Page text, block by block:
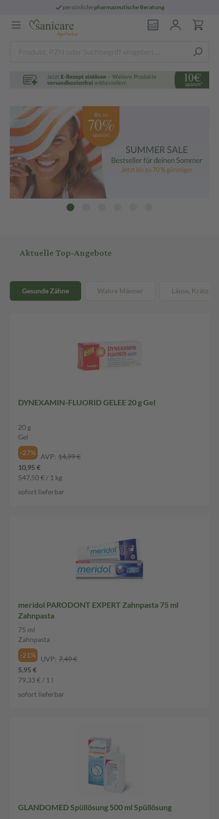
persönliche pharmazeutische Beratung
Aktuelle Top-Angebote
Gesunde Zähne Wahre Männer Läuse, Krätze
DYNEXAMIN-FLUORID GELEE 20 g Gel
20 g
Gel
-27%
AVP: 14,99 €
10,95 €
547,50 € / 1 kg
sofort lieferbar
meridol PARODONT EXPERT Zahnpasta 75 ml
Zahnpasta
75 ml
Zahnpasta
-21%
UVP: 7,49 €
5,95 €
79,33 € / 1 l
sofort lieferbar
GLANDOMED Spüllösung 500 ml Spüllösung